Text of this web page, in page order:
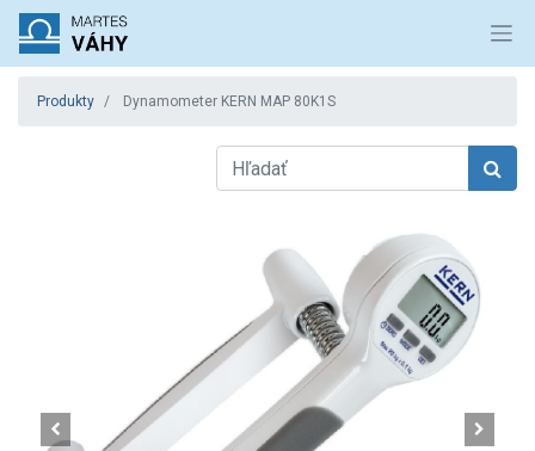
Produkty Dynamometer KERN MAP 80K1S